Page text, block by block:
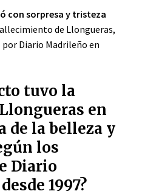
con sorpresa y tristeza
de Llongueras,
Diario Madrileño en
tuvo la
en
de la belleza y
los
Diario
1997?